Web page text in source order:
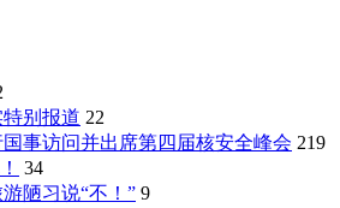
别报道 22
事访问并出席第四届核安全峰会 219
34
陋习说“不！” 9